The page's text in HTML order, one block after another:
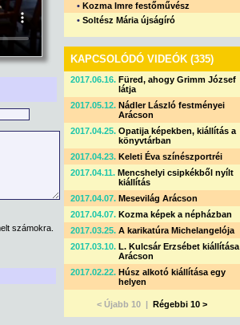
számokra.
• Kozma Imre festőművész
• Soltész Mária újságíró
KAPCSOLÓDÓ VIDEÓK (335)
2017.06.16. Füred, ahogy Grimm József
látja
2017.05.12. Nádler László festményei
Arácson
2017.04.25. Opatija képekben, kiállítás a
könyvtárban
2017.04.23. Keleti Éva színészportréi
2017.04.11. Mencshelyi csipkékből nyílt
kiállítás
2017.04.07. Mesevilág Arácson
2017.04.07. Kozma képek a népházban
2017.03.25. A karikatúra Michelangelója
2017.03.10. L. Kulcsár Erzsébet kiállítása
Arácson
2017.02.22. Húsz alkotó kiállítása egy
helyen
< Újabb 10 | Régebbi 10 >